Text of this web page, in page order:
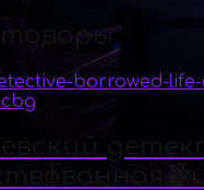
товары